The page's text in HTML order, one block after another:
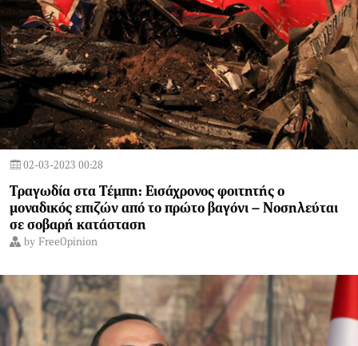
02-03-2023 00:28
Τραγωδία στα Τέμπη: Εισάχρονος φοιτητής ο
μοναδικός επιζών από το πρώτο βαγόνι – Νοσηλεύται
σε σοβαρή κατάσταση
by FreeOpinion